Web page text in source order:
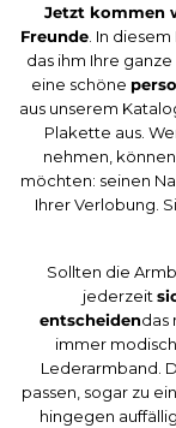
Jetzt kommen
Freunde. In diesem
das ihm Ihre
eine schöne
aus unserem
Plakette aus.
nehmen,
möchten: seinen
Ihrer Verlobung.
Sollten die
jederzeit
entscheidendas
immer
Lederarmband.
passen, sogar zu
hingegen